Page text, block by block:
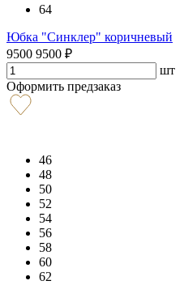
64
Юбка "Синклер" коричневый
9500 9500 ₽
шт
Оформить предзаказ
46
48
50
52
54
56
58
60
62